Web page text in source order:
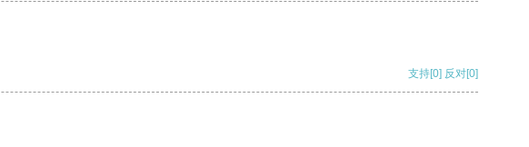
支持[0] 反对[0]